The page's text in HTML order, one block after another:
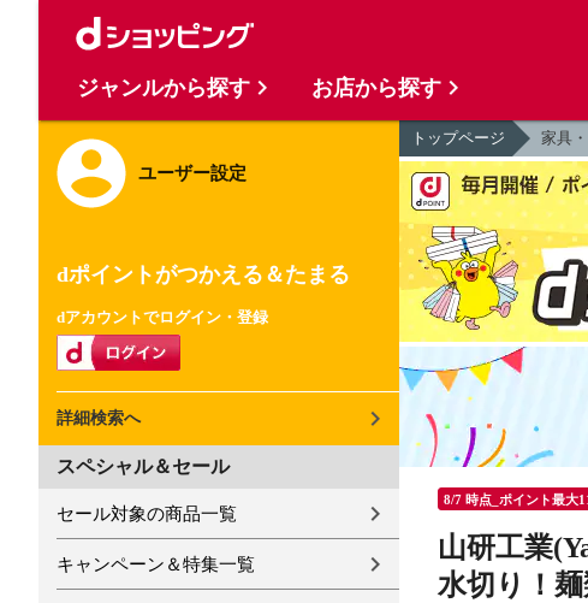
ユーザー設定
dポイントがつかえる＆たまる
dアカウントでログイン・登録
詳細検索へ
スペシャル＆セール
セール対象の商品一覧
キャンペーン＆特集一覧
トップページ 家具
8/7 時点_ポイント最大
山研工業
水切り！
ジャンルから探す お店から探す